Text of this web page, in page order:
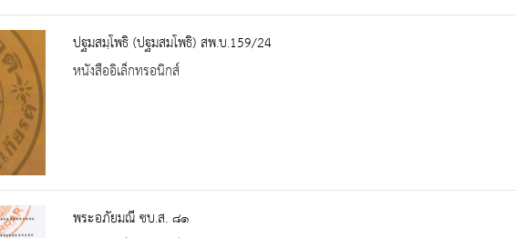
ปฐมสมฺโพธิ (ปฐมสมโพธิ) สพ.บ.159/24
หนังสืออิเล็กทรอนิกส์
พระอภัยมณี ชบ.ส. ๘๑